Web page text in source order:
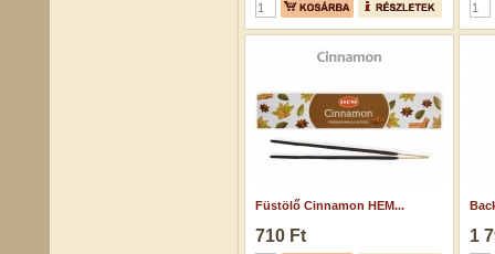
Füstölő Cinnamon HEM...
710 Ft 1